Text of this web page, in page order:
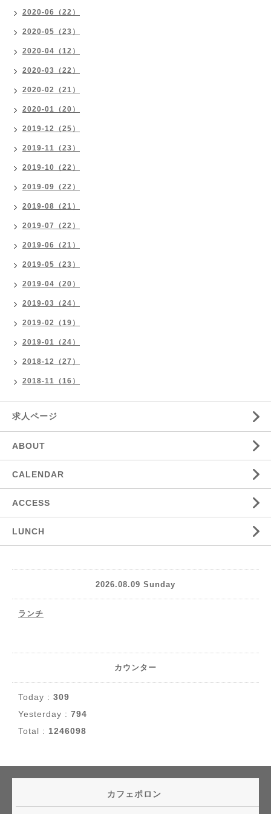
2020-06（22）
2020-05（23）
2020-04（12）
2020-03（22）
2020-02（21）
2020-01（20）
2019-12（25）
2019-11（23）
2019-10（22）
2019-09（22）
2019-08（21）
2019-07（22）
2019-06（21）
2019-05（23）
2019-04（20）
2019-03（24）
2019-02（19）
2019-01（24）
2018-12（27）
2018-11（16）
求人ページ
ABOUT
CALENDAR
ACCESS
LUNCH
2026.08.09 Sunday
ランチ
カウンター
Today : 309
Yesterday : 794
Total : 1246098
カフェポロン